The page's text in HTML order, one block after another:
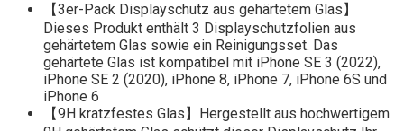
【3er-Pack Displayschutz aus gehärtetem Glas】
Dieses Produkt enthält 3 Displayschutzfolien aus
gehärtetem Glas sowie ein Reinigungsset. Das
gehärtete Glas ist kompatibel mit iPhone SE 3 (2022),
iPhone SE 2 (2020), iPhone 8, iPhone 7, iPhone 6S und
iPhone 6
【9H kratzfestes Glas】Hergestellt aus hochwertigem